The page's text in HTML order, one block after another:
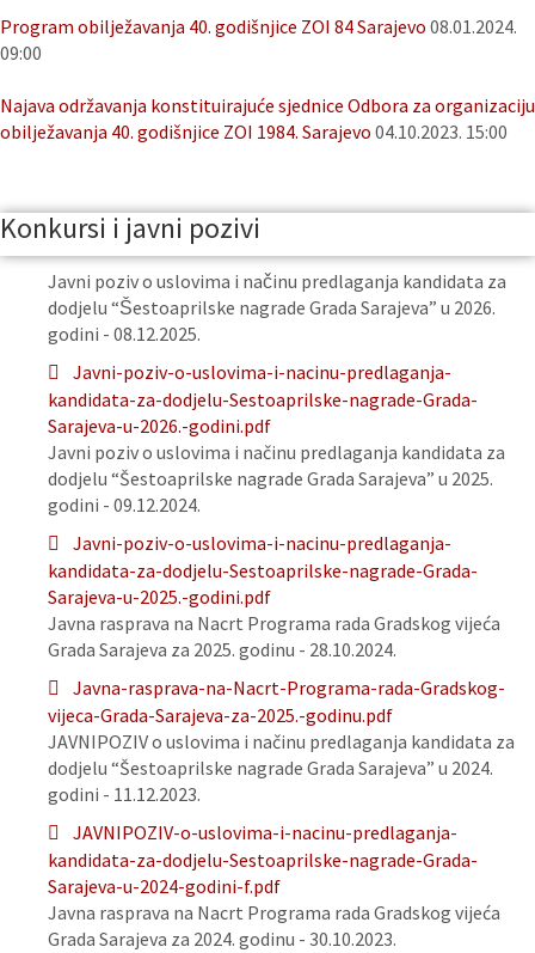
Program obilježavanja 40. godišnjice ZOI 84 Sarajevo 08.01.2024.
09:00
Najava održavanja konstituirajuće sjednice Odbora za organizaciju
obilježavanja 40. godišnjice ZOI 1984. Sarajevo 04.10.2023. 15:00
Konkursi i javni pozivi
Javni poziv o uslovima i načinu predlaganja kandidata za
dodjelu “Šestoaprilske nagrade Grada Sarajeva” u 2026.
godini - 08.12.2025.
Javni-poziv-o-uslovima-i-nacinu-predlaganja-
kandidata-za-dodjelu-Sestoaprilske-nagrade-Grada-
Sarajeva-u-2026.-godini.pdf
Javni poziv o uslovima i načinu predlaganja kandidata za
dodjelu “Šestoaprilske nagrade Grada Sarajeva” u 2025.
godini - 09.12.2024.
Javni-poziv-o-uslovima-i-nacinu-predlaganja-
kandidata-za-dodjelu-Sestoaprilske-nagrade-Grada-
Sarajeva-u-2025.-godini.pdf
Javna rasprava na Nacrt Programa rada Gradskog vijeća
Grada Sarajeva za 2025. godinu - 28.10.2024.
Javna-rasprava-na-Nacrt-Programa-rada-Gradskog-
vijeca-Grada-Sarajeva-za-2025.-godinu.pdf
JAVNIPOZIV o uslovima i načinu predlaganja kandidata za
dodjelu “Šestoaprilske nagrade Grada Sarajeva” u 2024.
godini - 11.12.2023.
JAVNIPOZIV-o-uslovima-i-nacinu-predlaganja-
kandidata-za-dodjelu-Sestoaprilske-nagrade-Grada-
Sarajeva-u-2024-godini-f.pdf
Javna rasprava na Nacrt Programa rada Gradskog vijeća
Grada Sarajeva za 2024. godinu - 30.10.2023.